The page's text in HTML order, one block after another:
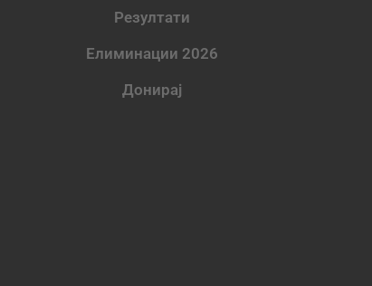
Резултати
Елиминации 2026
Донирај